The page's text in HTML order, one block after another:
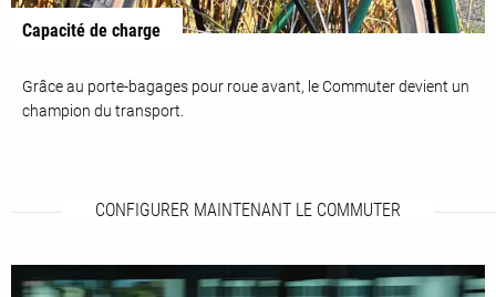
Capacité de charge
Grâce au porte-bagages pour roue avant, le Commuter devient un
champion du transport.
CONFIGURER MAINTENANT LE COMMUTER